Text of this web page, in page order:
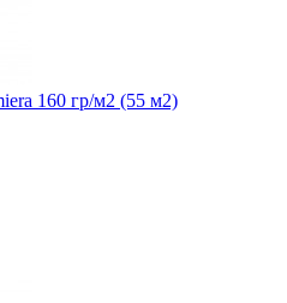
160 гр/м2 (55 м2)